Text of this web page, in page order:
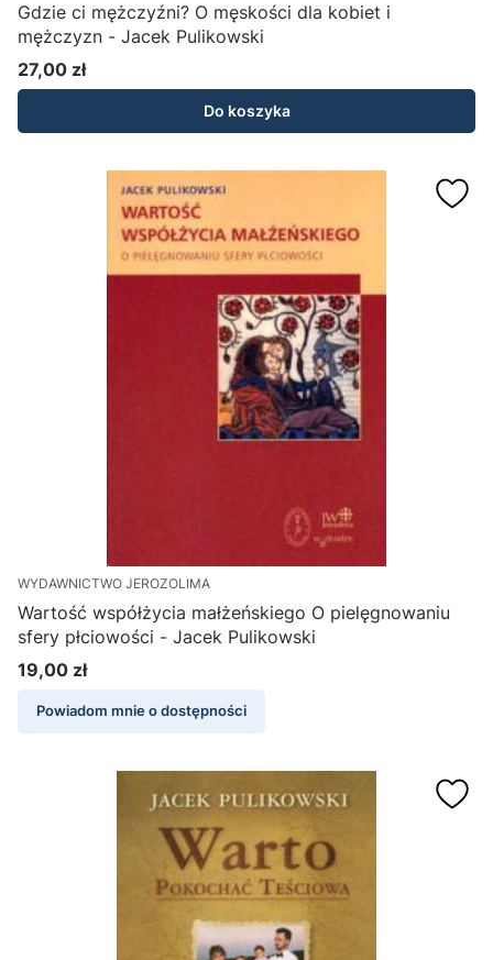
Gdzie ci mężczyźni? O męskości dla kobiet i
mężczyzn - Jacek Pulikowski
Cena
27,00 zł
Do koszyka
WYDAWNICTWO JEROZOLIMA
Wartość współżycia małżeńskiego O pielęgnowaniu
sfery płciowości - Jacek Pulikowski
Cena
19,00 zł
Powiadom mnie o dostępności